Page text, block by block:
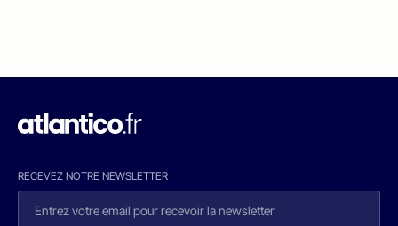
RECEVEZ NOTRE NEWSLETTER